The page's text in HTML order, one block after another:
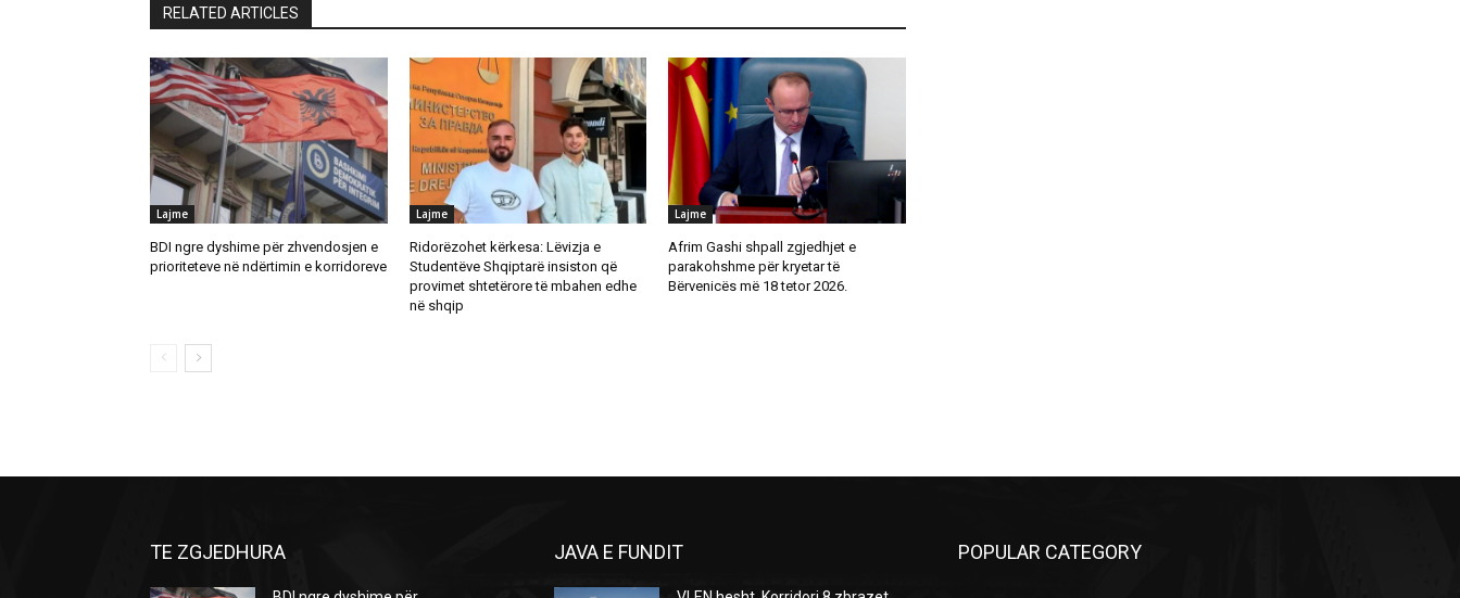
RELATED ARTICLES
Lajme
BDI ngre dyshime për zhvendosjen e
prioriteteve në ndërtimin e korridoreve
Lajme
Ridorëzohet kërkesa: Lëvizja e
Studentëve Shqiptarë insiston që
provimet shtetërore të mbahen edhe
në shqip
Lajme
Afrim Gashi shpall zgjedhjet e
parakohshme për kryetar të
Bërvenicës më 18 tetor 2026.
TE ZGJEDHURA JAVA E FUNDIT POPULAR CATEGORY